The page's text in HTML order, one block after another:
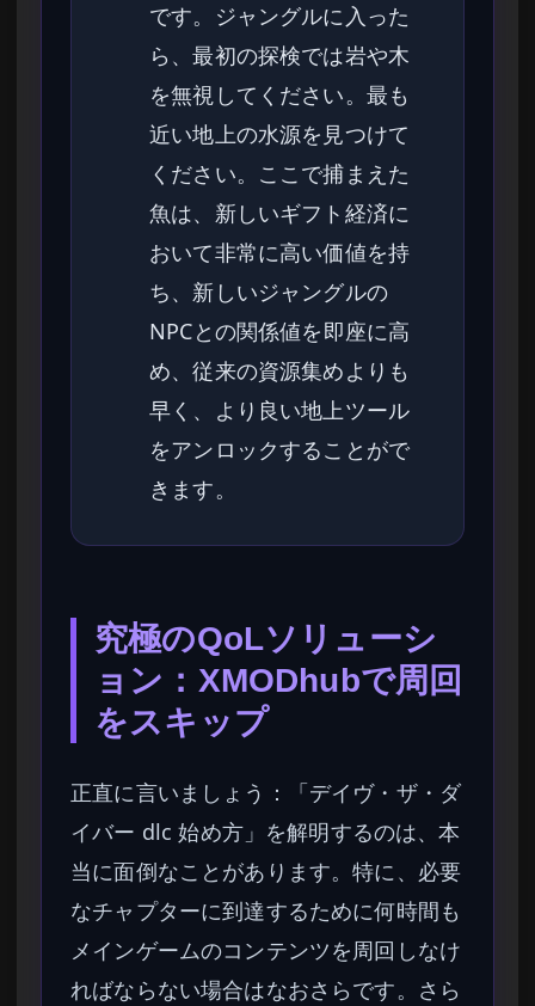
です。ジャングルに入った
ら、最初の探検では岩や木
を無視してください。最も
近い地上の水源を見つけて
ください。ここで捕まえた
魚は、新しいギフト経済に
おいて非常に高い価値を持
ち、新しいジャングルの
NPCとの関係値を即座に高
め、従来の資源集めよりも
早く、より良い地上ツール
をアンロックすることがで
きます。
究極のQoLソリューシ
ョン：XMODhubで周回
をスキップ
正直に言いましょう：「デイヴ・ザ・ダ
イバー dlc 始め方」を解明するのは、本
当に面倒なことがあります。特に、必要
なチャプターに到達するために何時間も
メインゲームのコンテンツを周回しなけ
ればならない場合はなおさらです。さら